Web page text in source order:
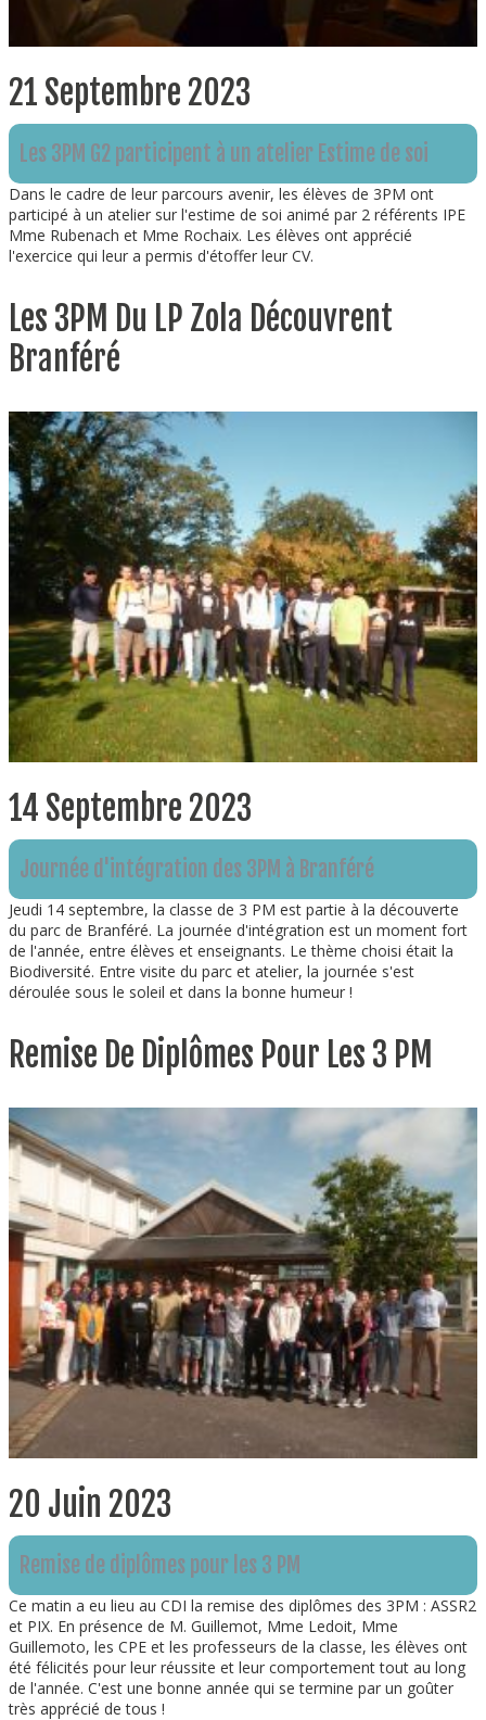
21 Septembre 2023
Les 3PM G2 participent à un atelier Estime de soi
Dans le cadre de leur parcours avenir, les élèves de 3PM ont
participé à un atelier sur l'estime de soi animé par 2 référents IPE
Mme Rubenach et Mme Rochaix. Les élèves ont apprécié
l'exercice qui leur a permis d'étoffer leur CV.
Les 3PM Du LP Zola Découvrent
Branféré
14 Septembre 2023
Journée d'intégration des 3PM à Branféré
Jeudi 14 septembre, la classe de 3 PM est partie à la découverte
du parc de Branféré. La journée d'intégration est un moment fort
de l'année, entre élèves et enseignants. Le thème choisi était la
Biodiversité. Entre visite du parc et atelier, la journée s'est
déroulée sous le soleil et dans la bonne humeur !
Remise De Diplômes Pour Les 3 PM
20 Juin 2023
Remise de diplômes pour les 3 PM
Ce matin a eu lieu au CDI la remise des diplômes des 3PM : ASSR2
et PIX. En présence de M. Guillemot, Mme Ledoit, Mme
Guillemoto, les CPE et les professeurs de la classe, les élèves ont
été félicités pour leur réussite et leur comportement tout au long
de l'année. C'est une bonne année qui se termine par un goûter
très apprécié de tous !